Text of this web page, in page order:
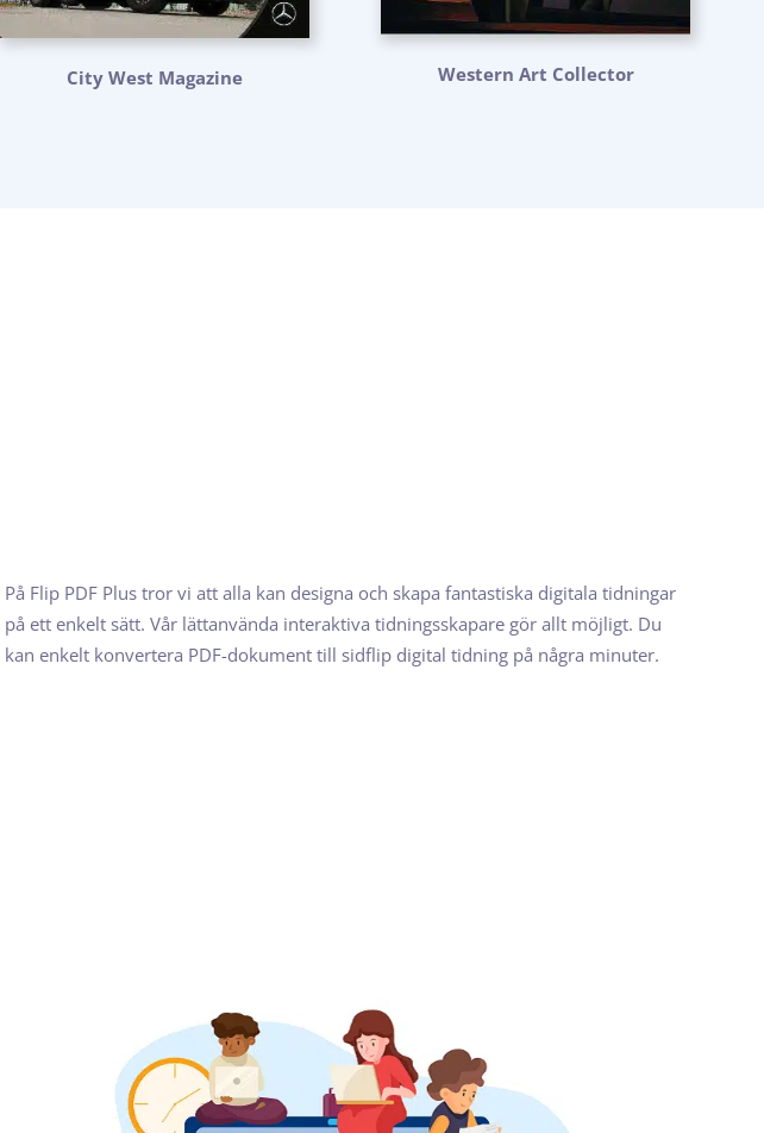
City West Magazine Western Art Collector
På Flip PDF Plus tror vi att alla kan designa och skapa fantastiska digitala tidningar
på ett enkelt sätt. Vår lättanvända interaktiva tidningsskapare gör allt möjligt. Du
kan enkelt konvertera PDF-dokument till sidflip digital tidning på några minuter.